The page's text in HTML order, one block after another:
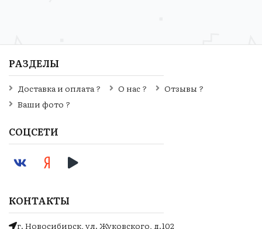
КОНТАКТЫ
г. Новосибирск, ул. Жуковского, д.102
РАЗДЕЛЫ
Доставка и оплата ? О нас ?
Отзывы ?
Ваши фото ?
СОЦСЕТИ